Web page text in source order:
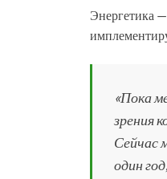
Энергетика
«Пока
зрения
Сейчас
один